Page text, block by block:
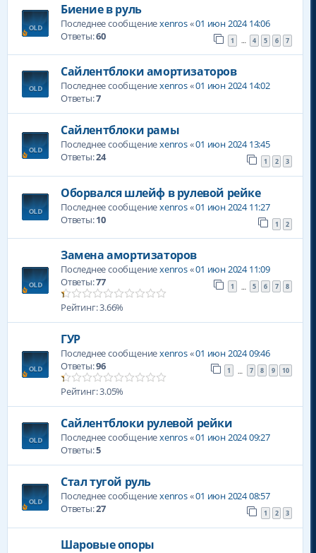
Биение в руль
Последнее сообщениеxenros«01 июн 2024 14:06
Ответы:60 1 … 4 5 6 7
Сайлентблоки амортизаторов
Последнее сообщениеxenros«01 июн 2024 14:02
Ответы:7
Сайлентблоки рамы
Последнее сообщениеxenros«01 июн 2024 13:45
Ответы:24 1 2 3
Оборвался шлейф в рулевой рейке
Последнее сообщениеxenros«01 июн 2024 11:27
Ответы:10 1 2
Замена амортизаторов
Последнее сообщениеxenros«01 июн 2024 11:09
Ответы:77 1 … 5 6 7 8
Рейтинг: 3.66%
ГУР
Последнее сообщениеxenros«01 июн 2024 09:46
Ответы:96 1 … 7 8 9 10
Рейтинг: 3.05%
Сайлентблоки рулевой рейки
Последнее сообщениеxenros«01 июн 2024 09:27
Ответы:5
Стал тугой руль
Последнее сообщениеxenros«01 июн 2024 08:57
Ответы:27 1 2 3
Шаровые опоры